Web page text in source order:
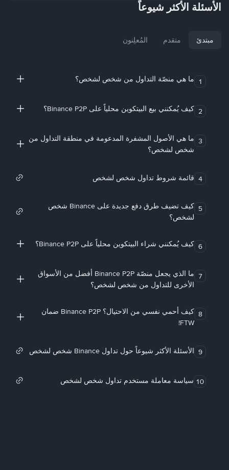
الأسئلة الأكثر شيوعاً
مبتدئ متقدم المُعلِنون
1 ما هي منصّة التداول من شخص لشخص؟
2 كيف يُمكنني بيع البيتكوين محلياً على Binance P2P؟
3 ما هي الأصول المشفرة المدعومة في منطقة التداول من
شخص لشخص؟
4 قائمة شروط تداول شخص لشخص
5
كيف تضيف طرق دفع جديدة على Binance شخص
لشخص؟
6 كيف يُمكنني شراء البيتكوين محلياً على Binance P2P؟
7
ما الذي يجعل منصّة Binance P2P أفضل من الأسواق
الأخرى للتداول من شخص لشخص؟
8
كيف أحمي نفسي من الاحتيال؟ Binance P2P ضمان
FTW!
9 الأسئلة الأكثر شيوعاً حول تداول Binance شخص لشخص
10 سياسة معاملة مستخدم تداول شخص لشخص